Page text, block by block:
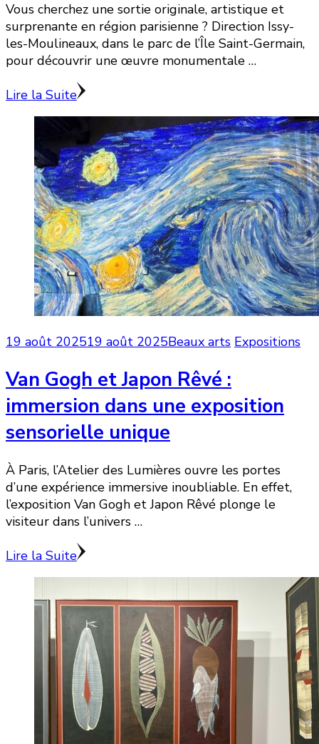
Vous cherchez une sortie originale, artistique et
surprenante en région parisienne ? Direction Issy-
les-Moulineaux, dans le parc de l’Île Saint-Germain,
pour découvrir une œuvre monumentale …
Lire la Suite
19 août 202519 août 2025Beaux arts Expositions
Van Gogh et Japon Rêvé :
immersion dans une exposition
sensorielle unique
À Paris, l’Atelier des Lumières ouvre les portes
d’une expérience immersive inoubliable. En effet,
l’exposition Van Gogh et Japon Rêvé plonge le
visiteur dans l’univers …
Lire la Suite